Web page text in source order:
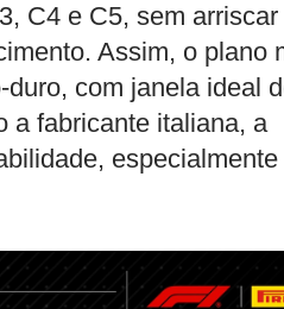
C4 e C5, sem
Assim, o plano
com janela ideal
a fabricante italiana, a
especialmente